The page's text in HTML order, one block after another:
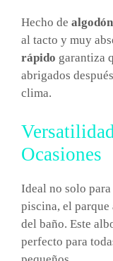
Hecho de
al tacto y muy
rápido garantiza
abrigados
clima.
Ocasiones
Ideal no solo
piscina, el parque
del baño. Este
perfecto para